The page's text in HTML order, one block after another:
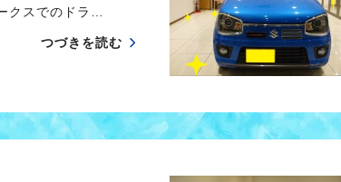
スでのドラ…
つづきを読む